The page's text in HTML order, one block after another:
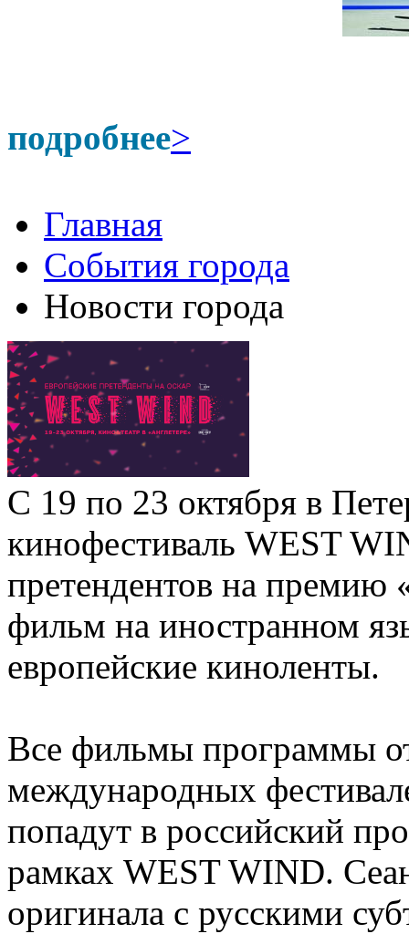
подробнее>
Главная
События города
Новости города
С 19 по 23 октября в
кинофестиваль WEST
претендентов на премию
фильм на иностранном
европейские киноленты.
Все фильмы программы
международных
попадут в российский
рамках WEST WIND.
оригинала с русскими